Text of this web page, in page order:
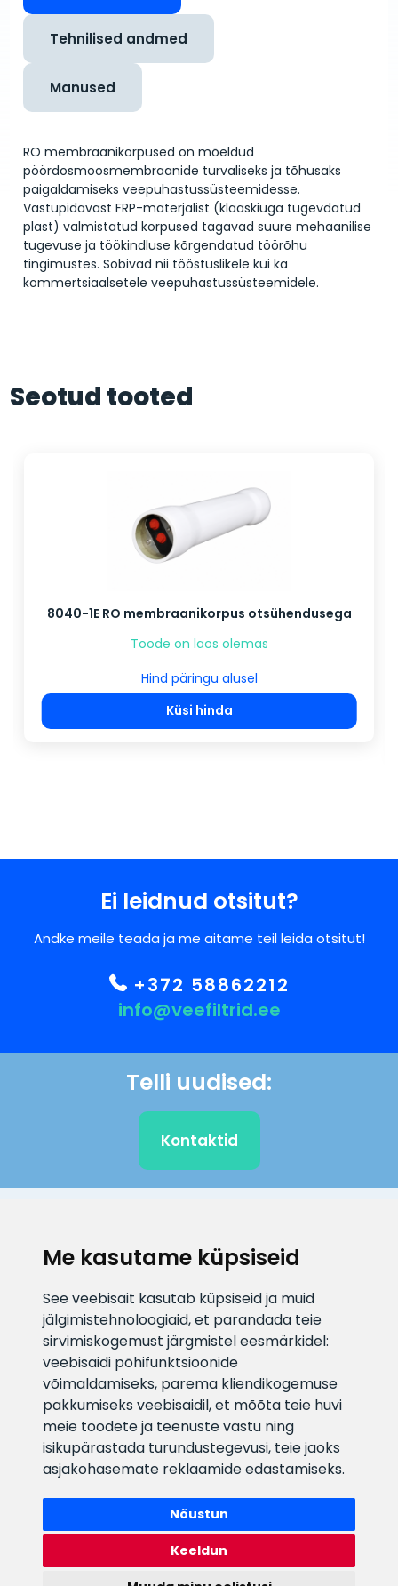
Me kasutame küpsiseid
See veebisait kasutab küpsiseid ja muid
jälgimistehnoloogiaid, et parandada teie
sirvimiskogemust järgmistel eesmärkidel:
veebisaidi põhifunktsioonide
võimaldamiseks, parema kliendikogemuse
pakkumiseks veebisaidil,et mõõta teie huvi
meie toodete ja teenuste vastu ning
isikupärastada turundustegevusi, teie jaoks
asjakohasemate reklaamide edastamiseks.
Nõustun
Keeldun
Tehnilised andmed
Manused
RO membraanikorpused on mõeldud
pöördosmoosmembraanide turvaliseks ja tõhusaks
paigaldamiseks veepuhastussüsteemidesse.
Vastupidavast FRP-materjalist (klaaskiuga tugevdatud
plast) valmistatud korpused tagavad suure mehaanilise
tugevuse ja töökindluse kõrgendatud töörõhu
tingimustes. Sobivad nii tööstuslikele kui ka
kommertsiaalsetele veepuhastussüsteemidele.
Seotud tooted
8040-1E RO membraanikorpus otsühendusega
Toode on laos olemas
Hind päringu alusel
Küsi hinda
Ei leidnud otsitut?
Andke meile teada ja me aitame teil leida otsitut!
+372 58862212
info@veefiltrid.ee
Telli uudised:
Kontaktid
info@veefiltrid.ee
Infotelefon
+372 58862212
Vaata tööaegu
Reti tee 11, Peetri, 75312 Harju
maakond, Estonia